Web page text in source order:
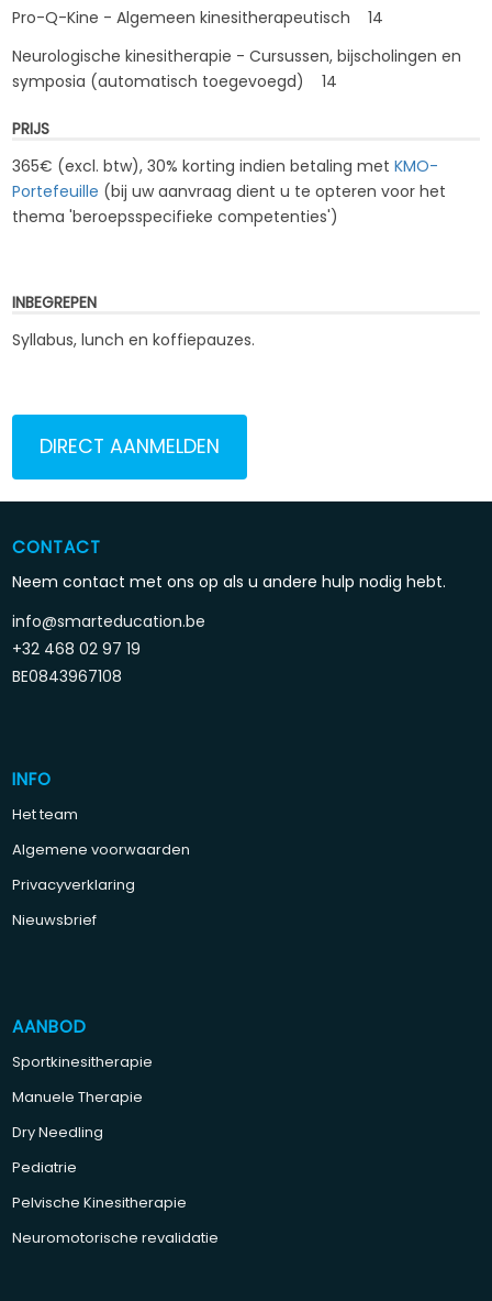
Pro-Q-Kine - Algemeen kinesitherapeutisch 14
Neurologische kinesitherapie - Cursussen, bijscholingen en
symposia (automatisch toegevoegd) 14
PRIJS
365€ (excl. btw), 30% korting indien betaling metKMO-
Portefeuille (bij uw aanvraag dient u te opteren voor het
thema 'beroepsspecifieke competenties')
INBEGREPEN
Syllabus, lunch en koffiepauzes.
DIRECT AANMELDEN
CONTACT
Neem contact met ons op als u andere hulp nodig hebt.
info@smarteducation.be
+32 468 02 97 19
BE0843967108
INFO
Het team
Algemene voorwaarden
Privacyverklaring
Nieuwsbrief
AANBOD
Sportkinesitherapie
Manuele Therapie
Dry Needling
Pediatrie
Pelvische Kinesitherapie
Neuromotorische revalidatie